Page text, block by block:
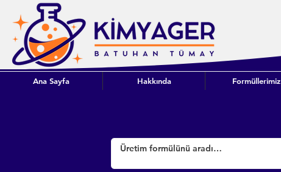
Ana Sayfa Hakkında Formüllerimiz